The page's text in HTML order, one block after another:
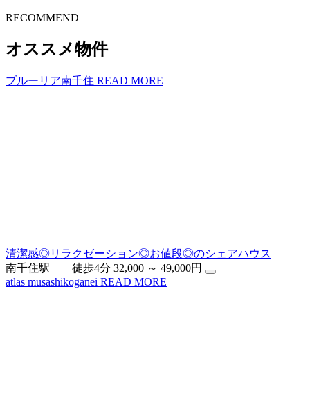
RECOMMEND
オススメ物件
ブルーリア南千住 READ MORE
清潔感◎リラクゼーション◎お値段◎のシェアハウス
南千住駅 徒歩4分 32,000 ～ 49,000円
atlas musashikoganei READ MORE